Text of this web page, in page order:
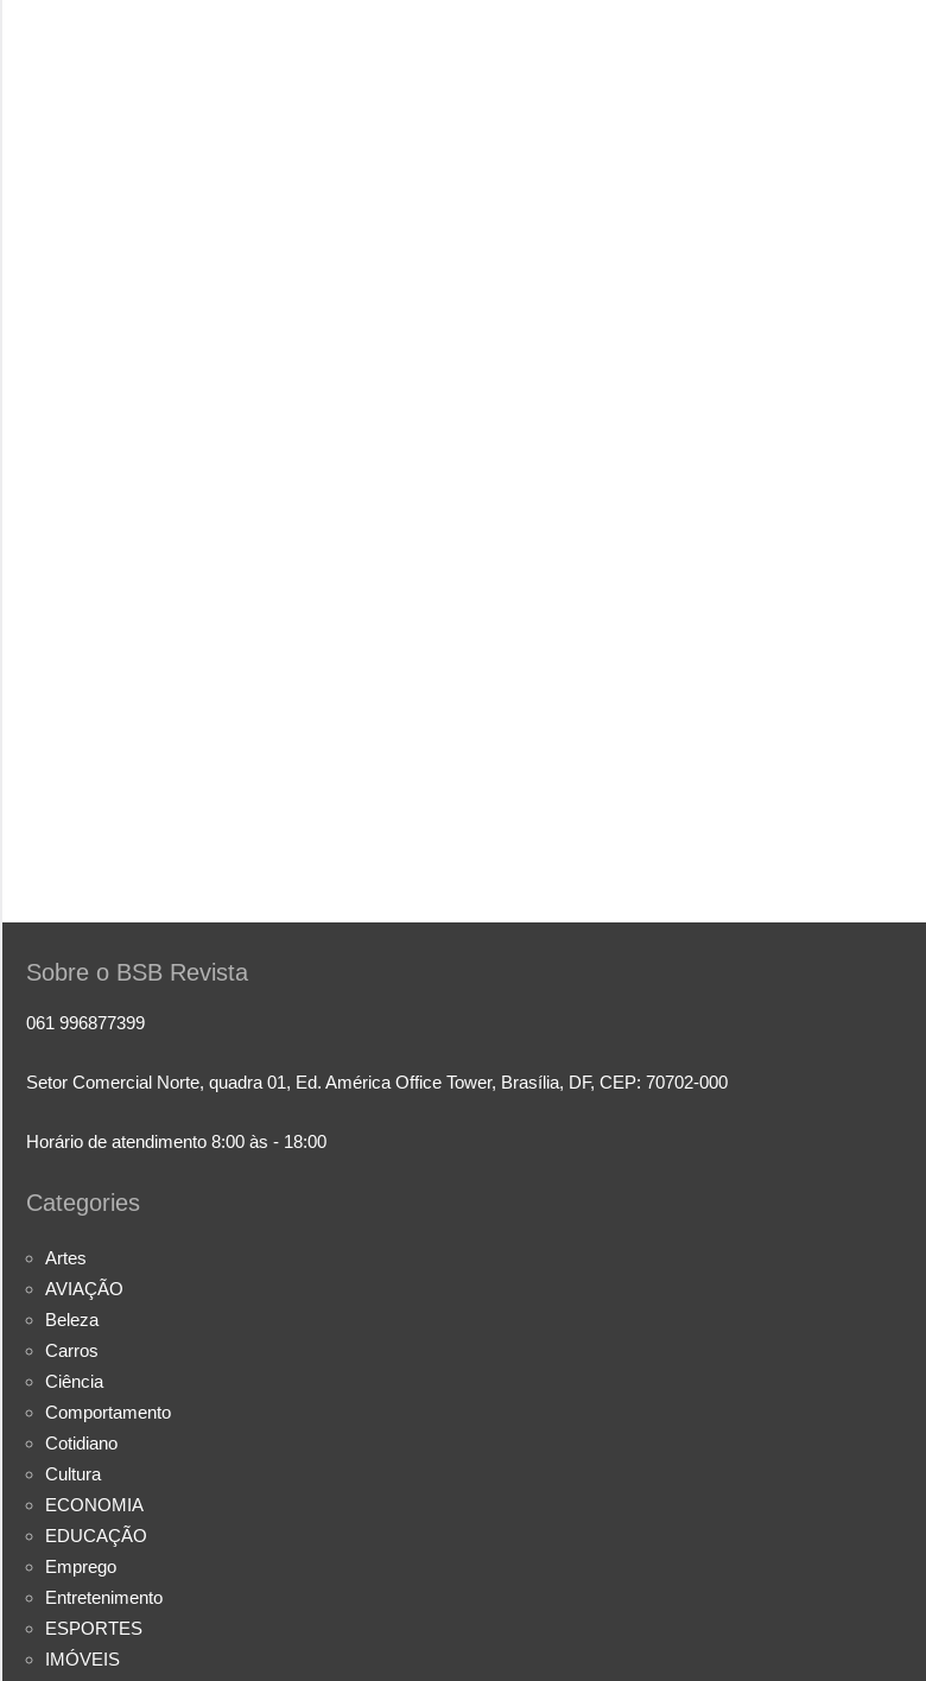
Sobre o BSB Revista
061 996877399
Setor Comercial Norte, quadra 01, Ed. América Office Tower, Brasília, DF, CEP: 70702-000
Horário de atendimento 8:00 às - 18:00
Categories
Artes
AVIAÇÃO
Beleza
Carros
Ciência
Comportamento
Cotidiano
Cultura
ECONOMIA
EDUCAÇÃO
Emprego
Entretenimento
ESPORTES
IMÓVEIS